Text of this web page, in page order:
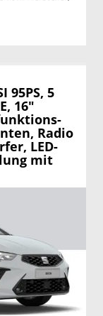
95PS, 5
16"
Radio
LED-
mit